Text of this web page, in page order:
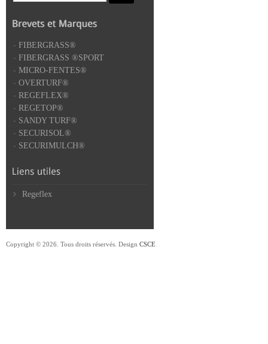
- FIBERGRASS®
- FIBERGRASS ®SPORT
- MICRO-FENTES®
- OVERTURF®
- REGEFLEX®
- REGETOP®
- SANDY TURF®
- SECURISOL®
- SECURIMULCH®
Regeflex
Copyright © 2026. Tous droits réservés. Design CSCE